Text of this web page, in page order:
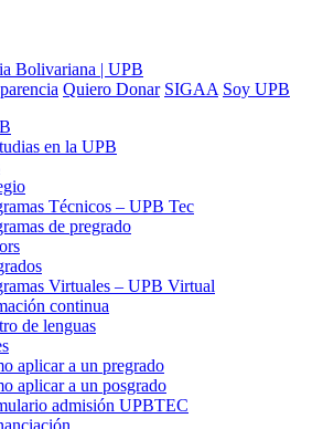
Quiero Donar SIGAA Soy UPB
en la UPB
Técnicos – UPB Tec
de pregrado
Virtuales – UPB Virtual
continua
de lenguas
aplicar a un pregrado
aplicar a un posgrado
admisión UPBTEC